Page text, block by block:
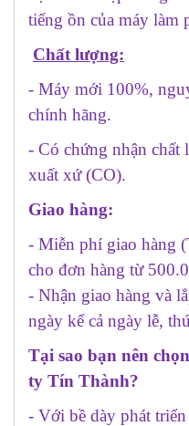
tiếng ồn của máy làm
Chất lượng:
- Máy mới 100%,
chính hãng.
- Có chứng nhận chất
xuất xứ (CO).
Giao hàng:
- Miễn phí giao hàng
cho đơn hàng từ
- Nhận giao hàng và
ngày kể cả ngày lễ,
Tại sao bạn nên
ty Tín Thành?
- Với bề dày phát